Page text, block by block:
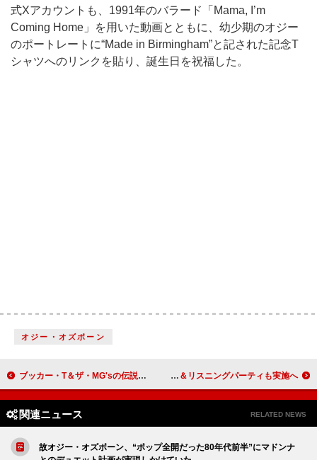
式Xアカウントも、1991年のバラード「Mama, I’m
Coming Home」を用いた動画とともに、幼少期のオジー
のポートレートに“Made in Birmingham”と記された記念T
シャツへのリンクを貼り、誕生日を祝福した。
オジー・オズボーン
ブッカー・T＆ザ・MG'sの伝説的ギタリスト、スティーヴ・クロッパーが84歳で死去 milet、約9か月ぶりの新曲を3曲同時サプライズ配信リリース＆リスニングパーティも実施へ
関連ニュース RELATED NEWS
故オジー・オズボーン、“ポップ全開だった80年代前半”にマドンナ